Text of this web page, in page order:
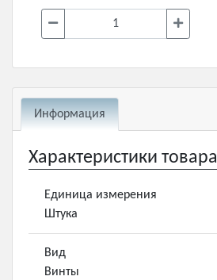
Информация
Характеристики товара
Единица измерения
Штука
Вид
Винты